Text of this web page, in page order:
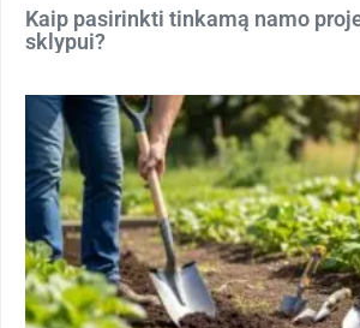
Kaip pasirinkti tinkamą namo
sklypui?